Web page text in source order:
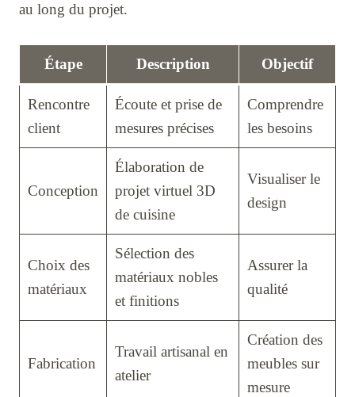
au long du projet.
Étape Description Objectif
Rencontre
client
Écoute et prise de
mesures précises
Comprendre
les besoins
Conception
Élaboration de
projet virtuel 3D
de cuisine
Visualiser le
design
Choix des
matériaux
Sélection des
matériaux nobles
et finitions
Assurer la
qualité
Fabrication
Travail artisanal en
atelier
Création des
meubles sur
mesure